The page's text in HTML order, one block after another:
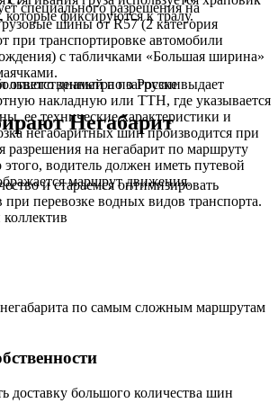
фиксируются к тралу.
специального разрешения на
шины от R57 (2 категория
при транспортировке автомобили
с табличками «Большая ширина»
ответственный по загрузке выдает
накладную или ТТН, где указывается
ее технические характеристики и
негабаритных шин производится при
разрешения на негабарит по маршруту
водитель должен иметь путевой
маршрут движения.
Негабарит
и стараемся оптимизировать
при перевозке водных видов транспорта.
по самым сложным маршрутам
доставку большого количества шин